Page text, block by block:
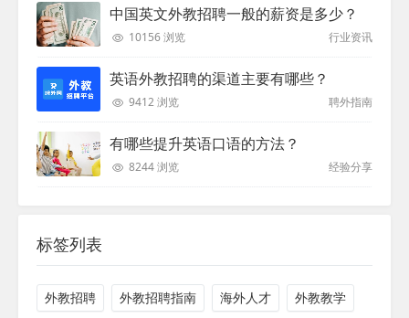
中国英文外教招聘一般的薪资是多少？
10156 浏览 行业资讯
英语外教招聘的渠道主要有哪些？
9412 浏览 聘外指南
有哪些提升英语口语的方法？
8244 浏览 经验分享
标签列表
外教招聘 外教招聘指南 海外人才 外教教学